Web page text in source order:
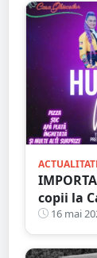
copii la
16 mai